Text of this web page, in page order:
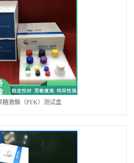
糖激酶（PFK）测试盒